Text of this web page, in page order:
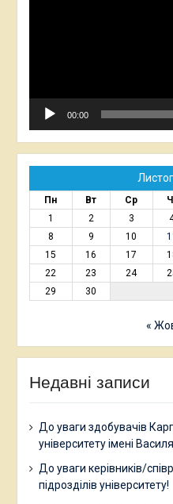
00:00
Пн Вт Ср
1
2 3
8
9 10
15
16 17
22
23 24
29
30
«
Недавні записи
До уваги здобувачів
університету імені
До уваги керівників/
підрозділів університету!